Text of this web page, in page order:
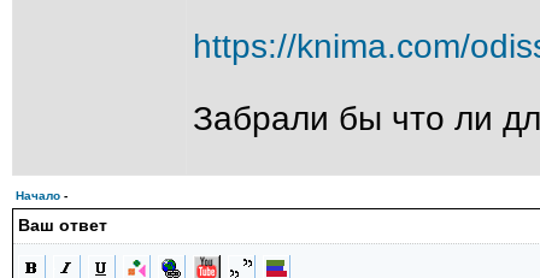
https://knima.com/
Забрали бы что ли
Начало -
Ваш ответ